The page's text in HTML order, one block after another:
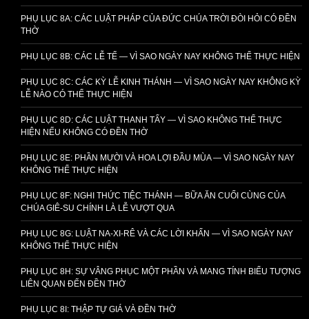
PHỤ LỤC 8A: CÁC LUẬT PHÁP CỦA ĐỨC CHÚA TRỜI ĐÒI HỎI CÓ ĐỀN
THỜ
PHỤ LỤC 8B: CÁC LỄ TẾ — VÌ SAO NGÀY NAY KHÔNG THỂ THỰC HIỆN
PHỤ LỤC 8C: CÁC KỲ LỄ KINH THÁNH — VÌ SAO NGÀY NAY KHÔNG KỲ
LỄ NÀO CÓ THỂ THỰC HIỆN
PHỤ LỤC 8D: CÁC LUẬT THANH TẨY — VÌ SAO KHÔNG THỂ THỰC
HIỆN NẾU KHÔNG CÓ ĐỀN THỜ
PHỤ LỤC 8E: PHẦN MƯỜI VÀ HOA LỢI ĐẦU MÙA — VÌ SAO NGÀY NAY
KHÔNG THỂ THỰC HIỆN
PHỤ LỤC 8F: NGHI THỨC TIỆC THÁNH — BỮA ĂN CUỐI CÙNG CỦA
CHÚA GIÊ-SU CHÍNH LÀ LỄ VƯỢT QUA
PHỤ LỤC 8G: LUẬT NA-XI-RÊ VÀ CÁC LỜI KHẤN — VÌ SAO NGÀY NAY
KHÔNG THỂ THỰC HIỆN
PHỤ LỤC 8H: SỰ VÂNG PHỤC MỘT PHẦN VÀ MANG TÍNH BIỂU TƯỢNG
LIÊN QUAN ĐẾN ĐỀN THỜ
PHỤ LỤC 8I: THẬP TỰ GIÁ VÀ ĐỀN THỜ